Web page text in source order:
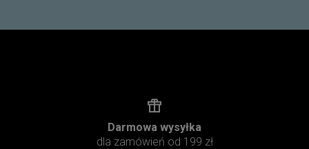
Darmowa wysyłka
dla zamówień od 199 zł